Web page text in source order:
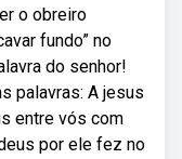
o obreiro
fundo” no
do senhor!
palavras: A jesus
entre vós com
por ele fez no